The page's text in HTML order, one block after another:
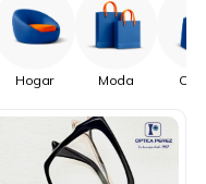
Hogar Moda